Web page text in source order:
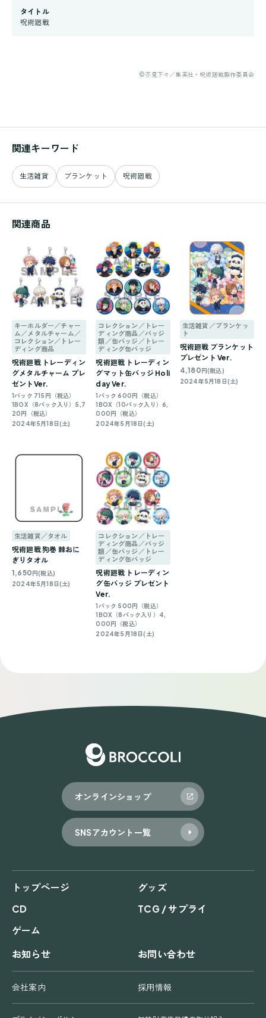
タイトル
呪術廻戦
©芥見下々／集英社・呪術廻戦製作委員会
関連キーワード
生活雑貨 ブランケット 呪術廻戦
関連商品
キーホルダー／チャー
ム／メタルチャーム／
コレクション／トレー
ディング商品
呪術廻戦 トレーディン
グメタルチャーム プレ
ゼントVer.
1パック 715円（税込）
1BOX（8パック入り）5,7
20円（税込）
2024年5月18日(土)
コレクション／トレー
ディング商品／バッジ
類／缶バッジ／トレー
ディング缶バッジ
呪術廻戦 トレーディン
グマット缶バッジ Holi
day Ver.
1パック 600円（税込）
1BOX（10パック入り）6,
000円（税込）
2024年5月18日(土)
生活雑貨／ブランケッ
ト
呪術廻戦 ブランケット
プレゼント Ver.
4,180円(税込)
2024年5月18日(土)
生活雑貨／タオル
呪術廻戦 狗巻 棘おに
ぎりタオル
1,650 円(税込)
2024年5月18日(土)
コレクション／トレー
ディング商品／バッジ
類／缶バッジ／トレー
ディング缶バッジ
呪術廻戦 トレーディン
グ缶バッジ プレゼント
Ver.
1パック 500円（税込）
1BOX（8パック入り）4,
000円（税込）
2024年5月18日(土)
オンラインショップ
SNSアカウント一覧
トップページ
グッズ
CD
TCG / サプライ
ゲーム
お知らせ
お問い合わせ
会社案内 採用情報